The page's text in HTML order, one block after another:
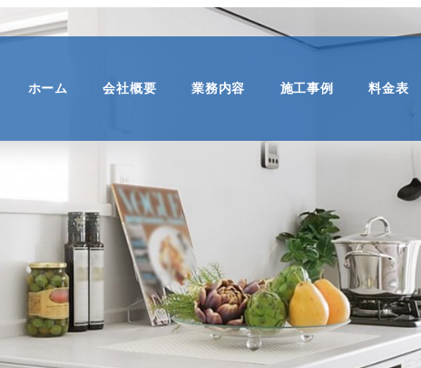
ホーム 会社概要 業務内容 施工事例 料金表